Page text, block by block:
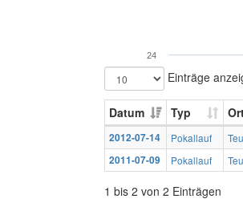
24
Einträge
Datum Typ
2012-07-14 Pokallauf
2011-07-09
Pokallauf
1 bis 2 von 2 Einträgen